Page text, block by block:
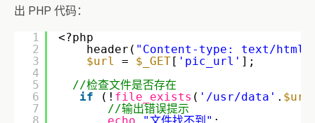
出 PHP 代码：
1
2
3
4
5
6
7
<?php
header( "Content-type: text/
$url
= $_GET[ 'pic_url' ];
//检查文件是否存在
if
(! file_exists ( '/usr/data' . $url
//输出错误提示